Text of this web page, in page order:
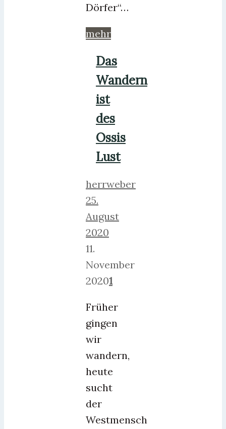
Dörfer“…
mehr
Das
Wandern
ist
des
Ossis
Lust
herrweber
25.
August
2020
11.
November
20201
Früher
gingen
wir
wandern,
heute
sucht
der
Westmensch